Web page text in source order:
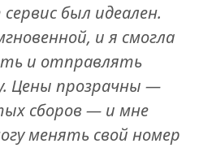
был идеален.
и я смогла
и отправлять
Цены прозрачны —
сборов — и мне
менять свой номер